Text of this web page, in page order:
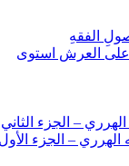
الفقهِ
على العرش استوى
– الجزء الثاني
– الجزء